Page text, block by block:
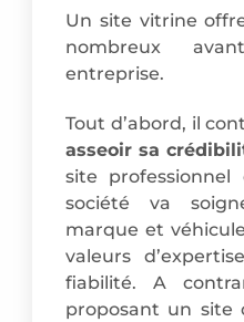
Un site vitrine
nombreux
entreprise.
Tout d’abord, il
asseoir sa
site
société va
marque et
valeurs
fiabilité. A
proposant un site